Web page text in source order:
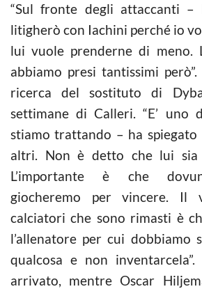
“Sul fronte degli attaccanti –
litigherò con Iachini perché io
lui vuole prenderne di meno.
abbiamo presi tantissimi
ricerca del sostituto di
settimane di Calleri. “E’ uno
stiamo trattando – ha spiegato
altri. Non è detto che lui sia
L’importante è che
giocheremo per vincere. Il
calciatori che sono rimasti è
l’allenatore per cui dobbiamo
qualcosa e non
arrivato, mentre Oscar